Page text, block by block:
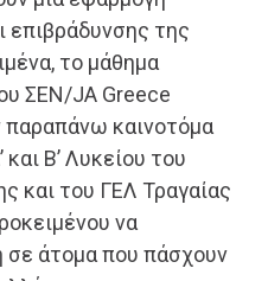
επιβράδυνσης της
το μάθημα
ΣΕΝ/JA Greece
παραπάνω καινοτόμα
Β’ Λυκείου του
και του ΓΕΛ Τραγαίας
να
άτομα που πάσχουν